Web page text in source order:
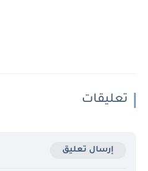
تعليقات
إرسال تعليق